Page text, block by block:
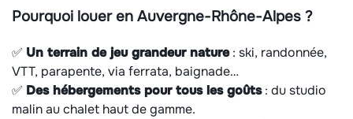
Pourquoi louer en Auvergne-Rhône-Alpes ?
✅ Un terrain de jeu grandeur nature: ski, randonnée,
VTT, parapente, via ferrata, baignade…
✅ Des hébergements pour tous les goûts: du studio
malin au chalet haut de gamme.